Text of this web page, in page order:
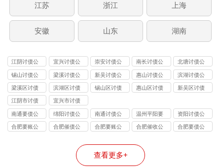
江苏 浙江 上海
安徽 山东 湖南
江阴讨债公
司
宜兴讨债公
司
崇安讨债公
司
南长讨债公
司
北塘讨债公
司
锡山讨债公
司
梁溪讨债公
司
新吴讨债公
司
惠山讨债公
司
滨湖讨债公
司
梁溪区讨债
公司
滨湖区讨债
公司
锡山区讨债
惠山区讨债
新吴区讨债
江阴市讨债
公司
宜兴市讨债
公司
南通要债公
司债务人如
绵阳讨债公
司
南通讨债公
司催促客户
细节
温州平阳要
债公司
资阳讨债公
司
合肥要账公
合肥催债公
合肥要账公
合肥催收公
合肥要债公
查看更多+